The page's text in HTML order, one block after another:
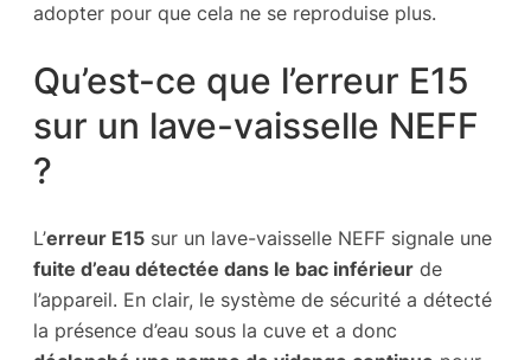
adopter pour que cela ne se reproduise plus.
Qu’est-ce que l’erreur E15
sur un lave-vaisselle NEFF
?
L’erreur E15 sur un lave-vaisselle NEFF signale une
fuite d’eau détectée dans le bac inférieur de
l’appareil. En clair, le système de sécurité a détecté
la présence d’eau sous la cuve et a donc